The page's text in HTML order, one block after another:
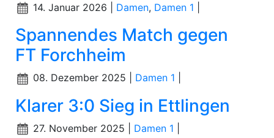
14. Januar 2026 | Damen, Damen 1
Spannendes Match gegen
FT Forchheim
08. Dezember 2025 | Damen 1
Klarer 3:0 Sieg in Ettlingen
27. November 2025 | Damen 1